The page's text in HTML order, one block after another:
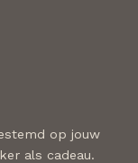
op jouw
als cadeau.